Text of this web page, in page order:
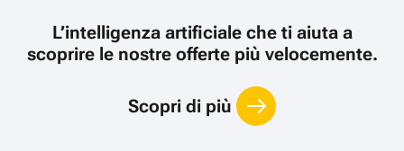
L’intelligenza artificiale che ti aiuta a
scoprire le nostre offerte più velocemente.
Scopri di più